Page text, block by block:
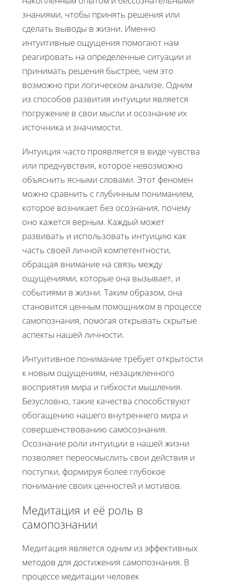
знаниями, чтобы принять решения или
сделать выводы в жизни. Именно
интуитивные ощущения помогают нам
реагировать на определенные ситуации и
принимать решения быстрее, чем это
возможно при логическом анализе. Одним
из способов развития интуиции является
погружение в свои мысли и осознание их
источника и значимости.
Интуиция часто проявляется в виде чувства
или предчувствия, которое невозможно
объяснить ясными словами. Этот феномен
можно сравнить с глубинным пониманием,
которое возникает без осознания, почему
оно кажется верным. Каждый может
развивать и использовать интуицию как
часть своей личной компетентности,
обращая внимание на связь между
ощущениями, которые она вызывает, и
событиями в жизни. Таким образом, она
становится ценным помощником в процессе
самопознания, помогая открывать скрытые
аспекты нашей личности.
Интуитивное понимание требует открытости
к новым ощущениям, незацикленного
восприятия мира и гибкости мышления.
Безусловно, такие качества способствуют
обогащению нашего внутреннего мира и
совершенствованию самосознания.
Осознание роли интуиции в нашей жизни
позволяет переосмыслить свои действия и
поступки, формируя более глубокое
понимание своих ценностей и мотивов.
Медитация и её роль в
самопознании
Медитация является одним из эффективных
методов для достижения самопознания. В
процессе медитации человек